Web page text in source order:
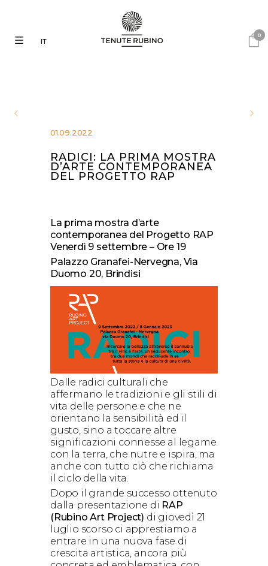
0
IT
01.09.2022
RADICI: LA PRIMA MOSTRA
D’ARTE CONTEMPORANEA
DEL PROGETTO RAP
La prima mostra d’arte
contemporanea del Progetto RAP
Venerdì 9 settembre – Ore 19
Palazzo Granafei-Nervegna, Via
Duomo 20, Brindisi
Dalle radici culturali che
affermano le tradizioni e gli stili di
vita delle persone e che ne
orientano la sensibilità ed il
gusto, sino a toccare altre
significazioni connesse al legame
con la terra, che nutre e ispira, ma
anche con tutto ciò che richiama
il ciclo della vita.
Dopo il grande successo ottenuto
dalla presentazione di RAP
(Rubino Art Project) di giovedì 21
luglio scorso ci apprestiamo a
entrare in una nuova fase di
crescita artistica, ancora più